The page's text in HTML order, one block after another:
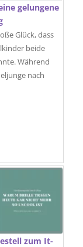
gelungene
Glück, dass
beide
Während
nach
zum It-